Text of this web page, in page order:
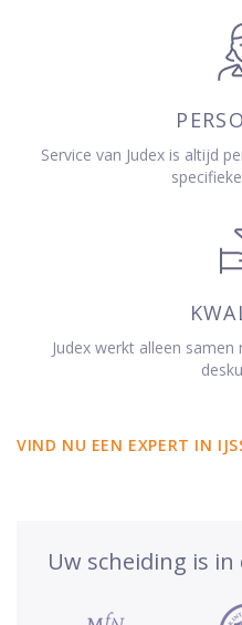
Service van Judex is altijd
Judex werkt alleen
VIND NU EEN EXPERT IN
Uw scheiding is